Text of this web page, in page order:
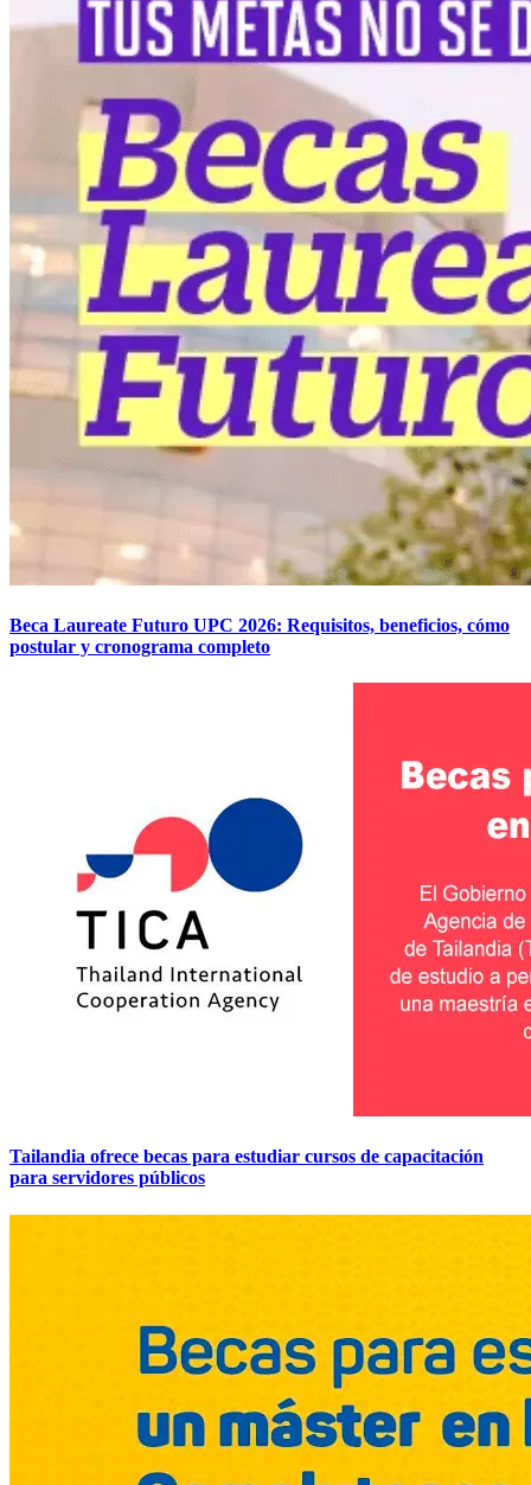
Beca Laureate Futuro UPC 2026: Requisitos, beneficios, cómo
postular y cronograma completo
Tailandia ofrece becas para estudiar cursos de capacitación
para servidores públicos